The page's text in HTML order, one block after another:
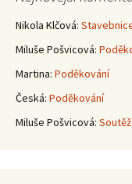
Nikola Klčová:
Miluše Pošvicová:
Martina: Poděkování
Česká: Poděkování
Miluše Pošvicová: Soutěž